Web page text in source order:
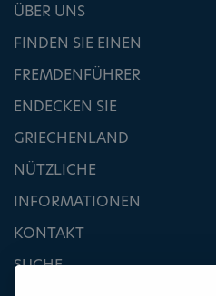
ÜBER UNS
FINDEN SIE EINEN
FREMDENFÜHRER
ENDECKEN SIE
GRIECHENLAND
NÜTZLICHE
INFORMATIONEN
KONTAKT
SUCHE